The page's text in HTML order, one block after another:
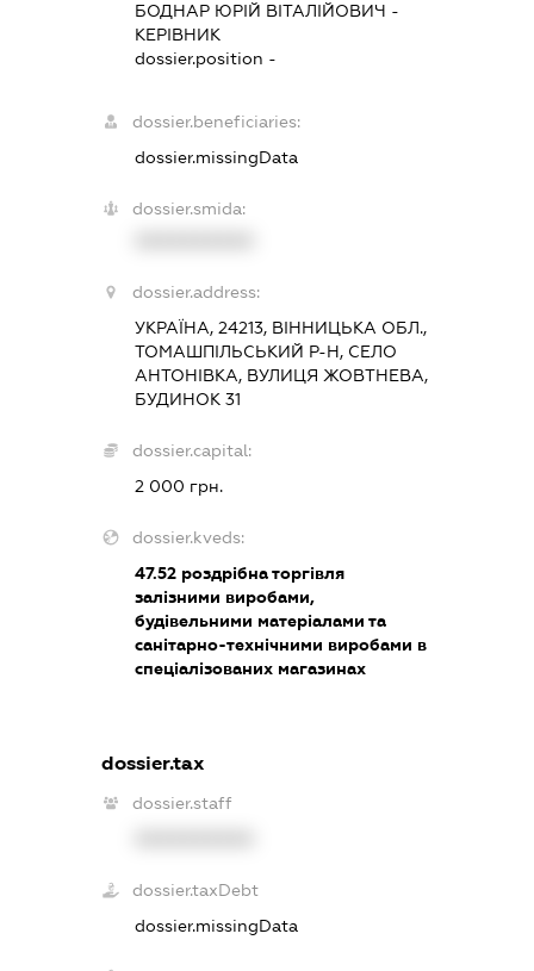
БОДНАР ЮРІЙ ВІТАЛІЙОВИЧ -
КЕРІВНИК
dossier.position -
dossier.beneficiaries:
dossier.missingData
dossier.smida:
dossier.address:
УКРАЇНА, 24213, ВІННИЦЬКА ОБЛ.,
ТОМАШПІЛЬСЬКИЙ Р-Н, СЕЛО
АНТОНІВКА, ВУЛИЦЯ ЖОВТНЕВА,
БУДИНОК 31
dossier.capital:
2 000 грн.
dossier.kveds:
47.52 роздрібна торгівля
залізними виробами,
будівельними матеріалами та
санітарно-технічними виробами в
спеціалізованих магазинах
dossier.tax
dossier.staff
dossier.taxDebt
dossier.missingData